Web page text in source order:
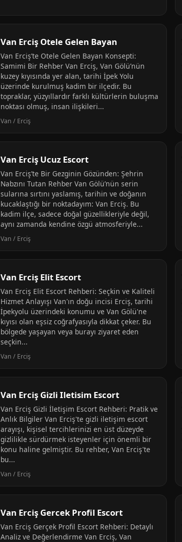
Van Erciş Otele Gelen Bayan
Van Erciş’te Otele Gelen Bayan Konsepti:
Samimi Bir Rehber Van Erciş, Van Gölü’nün
kuzey kıyısında yer alan, tarihi İpek Yolu
üzerinde kurulmuş kadim bir ilçedir. Bu
topraklar, yüzyıllardır farklı kültürlerin buluşma
noktası olmuş, insan ilişkileri...
Van / Erciş
Van Erciş Ucuz Escort
Van Erciş’te Bir Gezginin Gözünden: Şehrin
Nabzını Tutan Rehber Van Gölü’nün serin
sularına sırtını yaslamış, tarihin ve doğanın
kucaklaştığı bir noktadayım: Van Erciş. Bu
kadim ilçe, sadece doğal güzellikleriyle değil,
aynı zamanda kendine özgü atmosferiyle...
Van / Erciş
Van Erciş Elit Escort
Van Erciş Elit Escort Rehberi: Seçkin ve Kaliteli
Hizmet Anlayışı Van'ın doğu incisi Erciş, tarihi
İpekyolu üzerindeki konumu ve Van Gölü'ne
kıyısı olan eşsiz coğrafyasıyla dikkat çeker. Bu
bölgede yaşayan veya burayı ziyaret eden
seçkin...
Van / Erciş
Van Erciş Gizli Iletisim Escort
Van Erciş Gizli İletişim Escort Rehberi: Pratik ve
Anlık Bilgiler Van Erciş'te gizli iletişim escort
arayışı, kişisel tercihlerinizi en üst düzeyde
gizlilikle sürdürmek isteyenler için önemli bir
konu haline gelmiştir. Bu rehber, Van Erciş'te
bu...
Van / Erciş
Van Erciş Gercek Profil Escort
Van Erciş Gerçek Profil Escort Rehberi: Detaylı
Analiz ve Değerlendirme Van Erciş, Van